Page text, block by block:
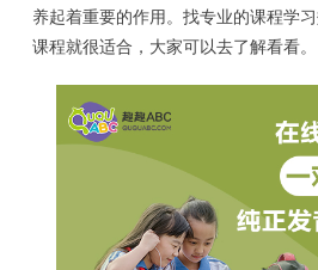
养起着重要的作用。找专业的课程学
课程就很适合，大家可以去了解看看。